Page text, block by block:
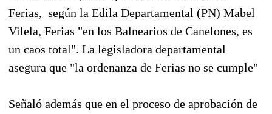
Ferias, según la Edila Departamental (PN) Mabel
Vilela, Ferias "en los Balnearios de Canelones, es
un caos total". La legisladora departamental
asegura que "la ordenanza de Ferias no se cumple"
Señaló además que en el proceso de aprobación de